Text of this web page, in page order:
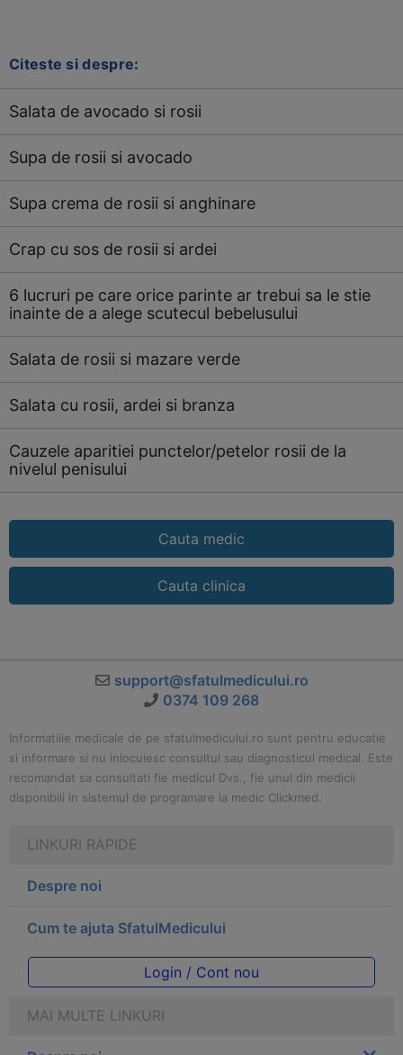
Citeste si despre:
Salata de avocado si rosii
Supa de rosii si avocado
Supa crema de rosii si anghinare
Crap cu sos de rosii si ardei
6 lucruri pe care orice parinte ar trebui sa le stie
inainte de a alege scutecul bebelusului
Salata de rosii si mazare verde
Salata cu rosii, ardei si branza
Cauzele aparitiei punctelor/petelor rosii de la
nivelul penisului
Cauta medic
Cauta clinica
support@sfatulmedicului.ro
0374 109 268
Informatiile medicale de pe sfatulmedicului.ro sunt pentru educatie
si informare si nu inlocuiesc consultul sau diagnosticul medical. Este
recomandat sa consultati fie medicul Dvs., fie unul din medicii
disponibili in sistemul de programare la medic Clickmed.
LINKURI RAPIDE
Despre noi
Cum te ajuta SfatulMedicului
Login / Cont nou
MAI MULTE LINKURI